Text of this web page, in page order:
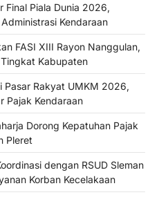
Final Piala Dunia 2026,
Kendaraan
FASI XIII Rayon Nanggulan,
Kabupaten
Pasar Rakyat UMKM 2026,
Pajak Kendaraan
Dorong Kepatuhan Pajak
Pleret
dengan RSUD Sleman
Korban Kecelakaan